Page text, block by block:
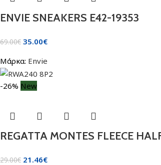
ENVIE SNEAKERS E42-19353
69.00€ 35.00€
Μάρκα: Envie
-26% New
REGATTA MONTES FLEECE
29.00€ 21.46€